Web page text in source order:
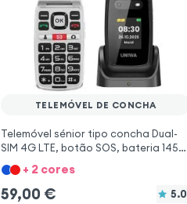
TELEMÓVEL DE CONCHA
Telemóvel sénior tipo concha Dual-
SIM 4G LTE, botão SOS, bateria 1450
mAh - Preto
+ 2 cores
59,00 € 5.0